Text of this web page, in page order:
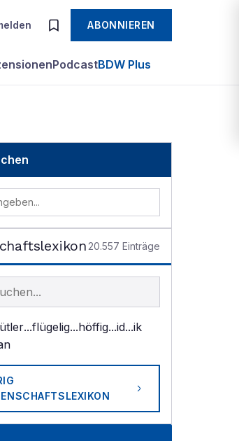
ABONNIEREN
PodcastBDW Plus
20.557 Einträge
suchen
...flügelig...höffig...id...ik